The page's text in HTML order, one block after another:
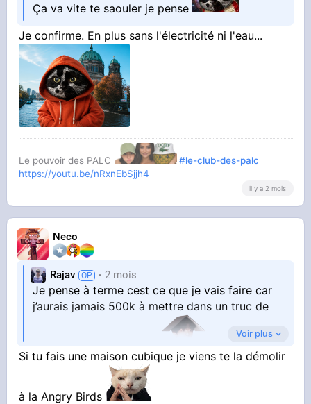
Ça va vite te saouler je pense
Je confirme. En plus sans l'électricité ni l'eau...
Le pouvoir des PALC
#le-club-des-palc
https://youtu.be/nRxnEbSjjh4
il y a 2 mois
Neco
Rajav 2 mois
Je pense à terme cest ce que je vais faire car
j’aurais jamais 500k à mettre dans un truc de
Je pense que je vais couler du béton en frame
build sur une dalle de 20cm ca va me couter
Voir plus
Si tu fais une maison cubique je viens te la démolir
à la Angry Birds